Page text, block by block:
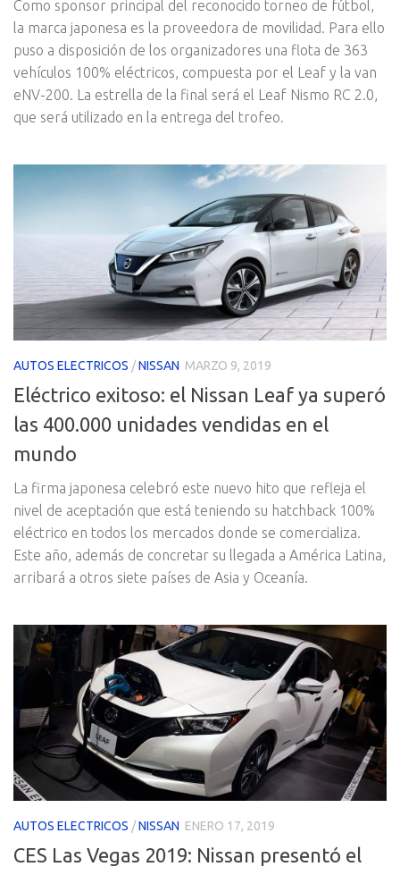
Como sponsor principal del reconocido torneo de fútbol,
la marca japonesa es la proveedora de movilidad. Para ello
puso a disposición de los organizadores una flota de 363
vehículos 100% eléctricos, compuesta por el Leaf y la van
eNV-200. La estrella de la final será el Leaf Nismo RC 2.0,
que será utilizado en la entrega del trofeo.
AUTOS ELECTRICOS /NISSAN MARZO 9, 2019
Eléctrico exitoso: el Nissan Leaf ya superó
las 400.000 unidades vendidas en el
mundo
La firma japonesa celebró este nuevo hito que refleja el
nivel de aceptación que está teniendo su hatchback 100%
eléctrico en todos los mercados donde se comercializa.
Este año, además de concretar su llegada a América Latina,
arribará a otros siete países de Asia y Oceanía.
AUTOS ELECTRICOS /NISSAN ENERO 17, 2019
CES Las Vegas 2019: Nissan presentó el